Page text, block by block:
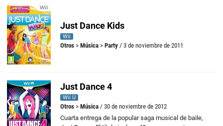
Just Dance Kids
Wii
Otros > Música > Party / 3 de noviembre de 2011
Just Dance 4
Wii U
Otros > Música / 30 de noviembre de 2012
Cuarta entrega de la popular saga musical de baile,